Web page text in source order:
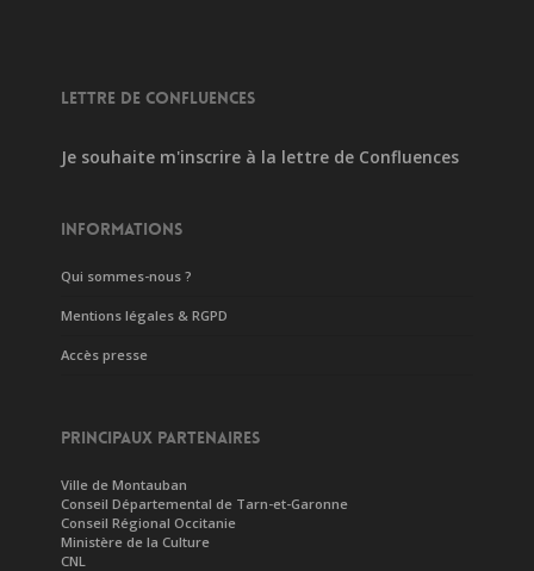
LETTRE DE CONFLUENCES
Je souhaite m'inscrire à la lettre de Confluences
INFORMATIONS
Qui sommes-nous ?
Mentions légales & RGPD
Accès presse
PRINCIPAUX PARTENAIRES
Ville de Montauban
Conseil Départemental de Tarn-et-Garonne
Conseil Régional Occitanie
Ministère de la Culture
CNL